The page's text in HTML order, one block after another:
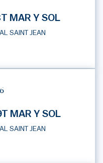
MAR Y SOL
SAINT JEAN
MAR Y SOL
SAINT JEAN